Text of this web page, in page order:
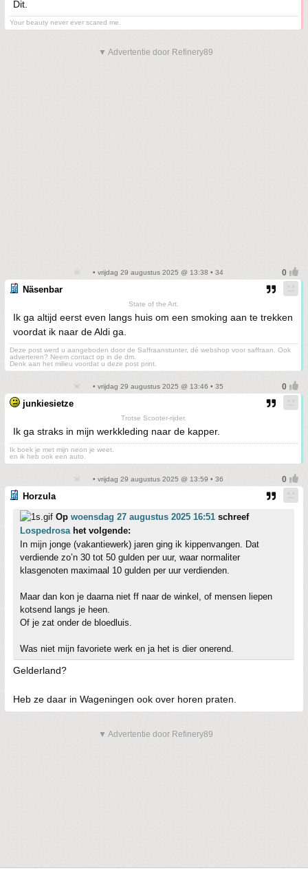
Dit.
Your beauty never ever scared me.
▼ Advertentie door Refinery89
• vrijdag 29 augustus 2025 @ 13:38 • 34
Näsenbar
State of the Art.
Ik ga altijd eerst even langs huis om een smoking aan te trekken
voordat ik naar de Aldi ga.
Deze post werd u aangeboden door de Saffraanstunter, dé webshop voor saffraan. Ook
adverteren? Neem contact op in de dm.
Denk aan het milieu voordat u deze post print.
• vrijdag 29 augustus 2025 @ 13:46 • 35
junkiesietze
Trotse Scooter-rijder.
Ik ga straks in mijn werkkleding naar de kapper.
Ik boek je met mijn neon je weet.
en ik heb ook een auto.
• vrijdag 29 augustus 2025 @ 13:59 • 36
Horzula
Op woensdag 27 augustus 2025 16:51 schreef
Lospedrosahet volgende:
In mijn jonge (vakantiewerk) jaren ging ik kippenvangen. Dat
verdiende zo’n 30 tot 50 gulden per uur, waar normaliter
klasgenoten maximaal 10 gulden per uur verdienden.
Maar dan kon je daarna niet ff naar de winkel, of mensen liepen
kotsend langs je heen.
Of je zat onder de bloedluis.
Was niet mijn favoriete werk en ja het is dier onerend.
Gelderland?
Heb ze daar in Wageningen ook over horen praten.
▼ Advertentie door Refinery89